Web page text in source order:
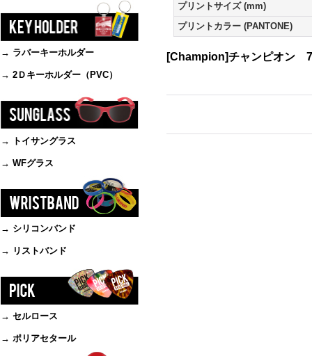
→ ラバーキーホルダー
→ 2Ｄキーホルダー（PVC）
→ トイサングラス
→ WFグラス
→ シリコンバンド
→ リストバンド
→ セルロース
→ ポリアセタール
プリントサイズ (mm)
プリントカラー (PANTONE)
[Champion]チャンピオン